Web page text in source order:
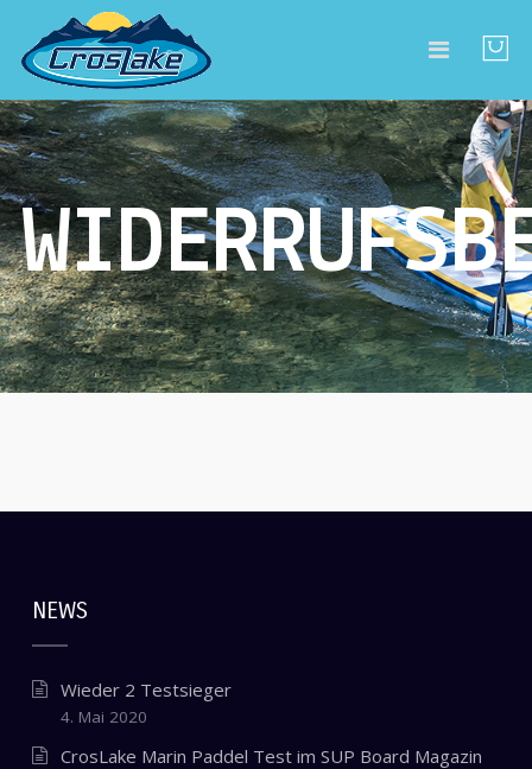
NEWS
Wieder 2 Testsieger
4. Mai 2020
CrosLake Marin Paddel Test im SUP Board Magazin